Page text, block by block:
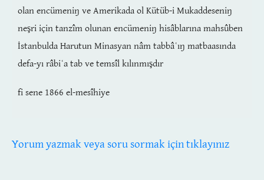
olan encümeniŋ ve Amerikada ol Kütüb-i Mukaddeseniŋ
neşri için tanzîm olunan encümeniŋ hisâblarına mahsûben
İstanbulda Harutun Minasyan nâm tabbâʿıŋ matbaasında
defa-yı râbiʿa tab ve temsîl kılınmışdır
fi sene 1866 el-mesîhiye
Yorum yazmak veya soru sormak için tıklayınız